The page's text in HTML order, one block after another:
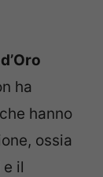
ha
hanno
ossia
e il